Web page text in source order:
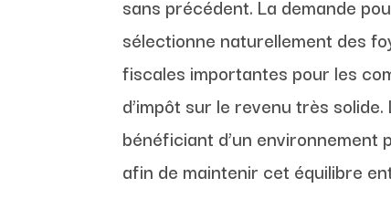
sans précédent. La demande
sélectionne naturellement des
fiscales importantes pour les
d’impôt sur le revenu très
bénéficiant d’un
afin de maintenir cet équilibre